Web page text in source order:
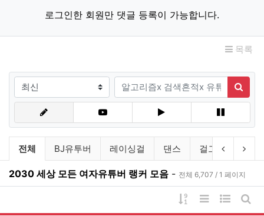
로그인한 회원만 댓글 등록이 가능합니다.
목록
검색조건
검색어
검색
유튜브링크 분류 목록
전체 BJ유투버 레이싱걸 댄스 걸그룹 연예
이전 분류
다
2030 세상 모든 여자유튜버 랭커 모음 - 전체 6,707 / 1 페이지
게시물 정렬
리스트 스타일
웹진 스
게